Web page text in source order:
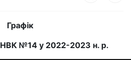
Графік
НВК №14 у 2022-2023 н. р.